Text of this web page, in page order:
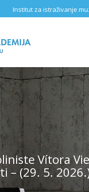
Institut za istraživanje
Vítora
– (29. 5.